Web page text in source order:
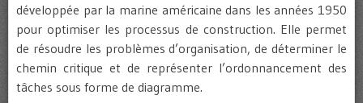
développée par la marine américaine dans les années 1950
pour optimiser les processus de construction. Elle permet
de résoudre les problèmes d’organisation, de déterminer le
chemin critique et de représenter l’ordonnancement des
tâches sous forme de diagramme.